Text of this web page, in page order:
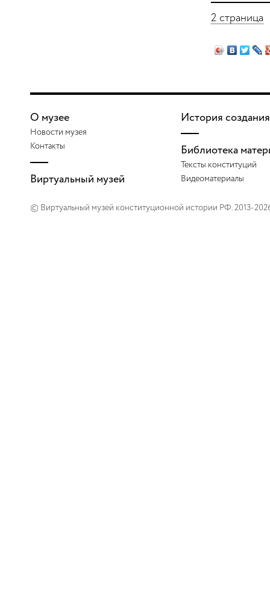
2 страница
О музее
Новости музея
Контакты
Виртуальный музей
История создания
Библиотека
Тексты конституций
Видеоматериалы
© Виртуальный музей конституционной истории РФ. 2013-